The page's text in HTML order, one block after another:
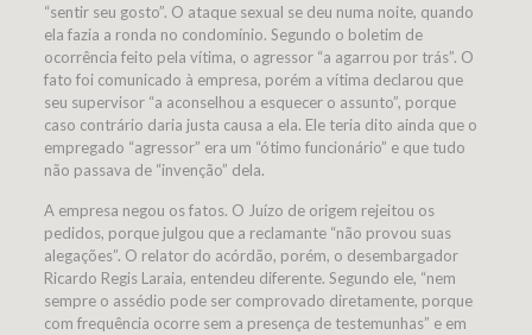
“sentir seu gosto”. O ataque sexual se deu numa noite, quando
ela fazia a ronda no condomínio. Segundo o boletim de
ocorrência feito pela vítima, o agressor “a agarrou por trás”. O
fato foi comunicado à empresa, porém a vítima declarou que
seu supervisor “a aconselhou a esquecer o assunto”, porque
caso contrário daria justa causa a ela. Ele teria dito ainda que o
empregado “agressor” era um “ótimo funcionário” e que tudo
não passava de “invenção” dela.
A empresa negou os fatos. O Juízo de origem rejeitou os
pedidos, porque julgou que a reclamante “não provou suas
alegações”. O relator do acórdão, porém, o desembargador
Ricardo Regis Laraia, entendeu diferente. Segundo ele, “nem
sempre o assédio pode ser comprovado diretamente, porque
com frequência ocorre sem a presença de testemunhas” e em